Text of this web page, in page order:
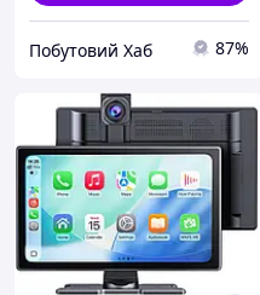
Побутовий Хаб 87%